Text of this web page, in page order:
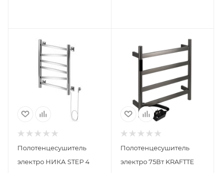
Полотенцесушитель
электро НИКА STEP 4
Полотенцесушитель
электро 75Вт KRAFTTE